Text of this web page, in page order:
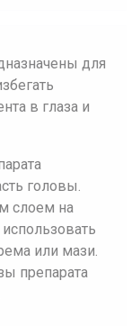
для
в глаза и
головы.
слоем на
или мази.
препарата